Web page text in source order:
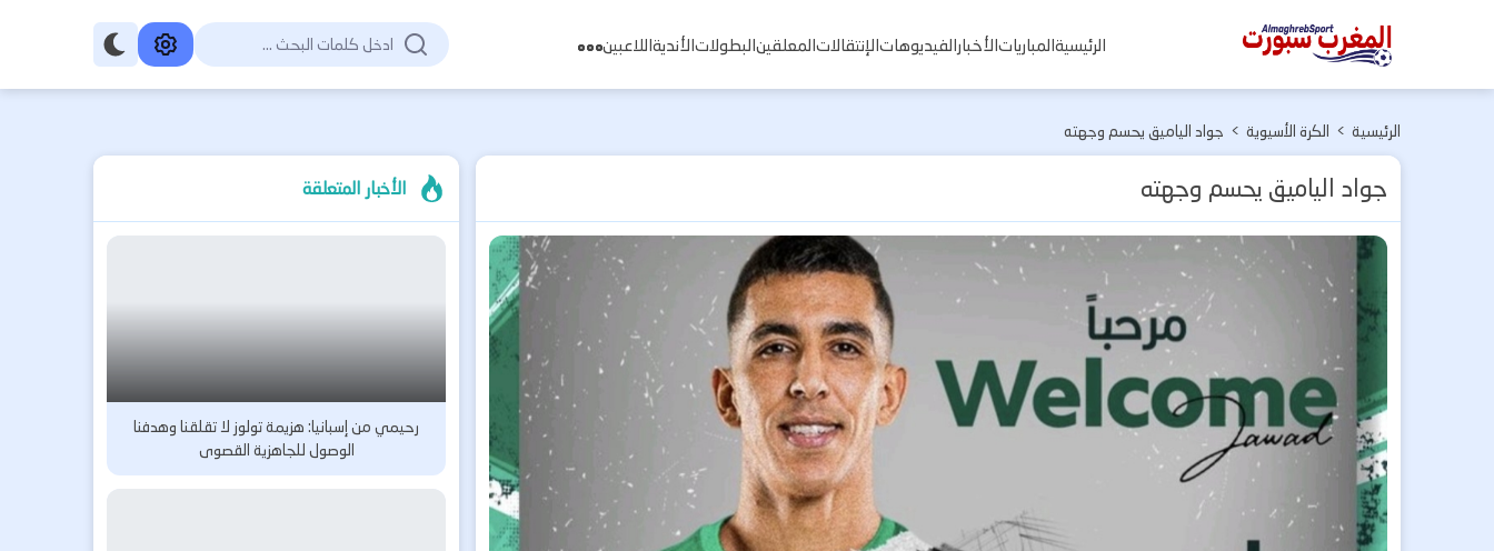
المغرب
الرئيسيةالمبارياتالأخبارالفيديوهاتالإنتقالاتالمعلقينالبطولاتالأنديةاللاعبين
الرئيسية > الكرة الأسيوية > جواد الياميق يحسم وجهته
جواد الياميق يحسم وجهته الأخبار المتعلقة
رحيمي من إسبانيا: هزيمة تولوز لا تقلقنا وهدفنا
الوصول للجاهزية القصوى